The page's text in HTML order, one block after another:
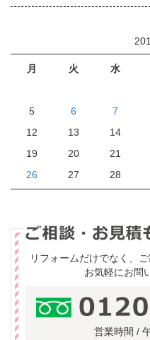
月 火 水
5
6 7
12
13 14
19
20 21
26
27 28
リフォームだけでなく、
お気軽にお問
営業時間 /